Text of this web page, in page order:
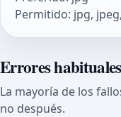
Permitido: jpg,
Errores
La mayoría de los
no después.